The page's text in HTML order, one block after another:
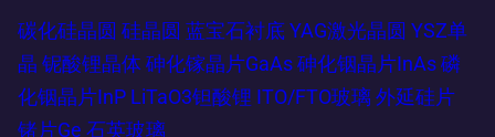
碳化硅晶圆 硅晶圆 蓝宝石衬底 YAG激光晶圆 YSZ单
晶 铌酸锂晶体 砷化镓晶片GaAs 砷化铟晶片InAs 磷
化铟晶片InP LiTaO3钽酸锂 ITO/FTO玻璃 外延硅片
锗片Ge 石英玻璃